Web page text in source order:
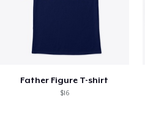
Father Figure T-shirt
$16